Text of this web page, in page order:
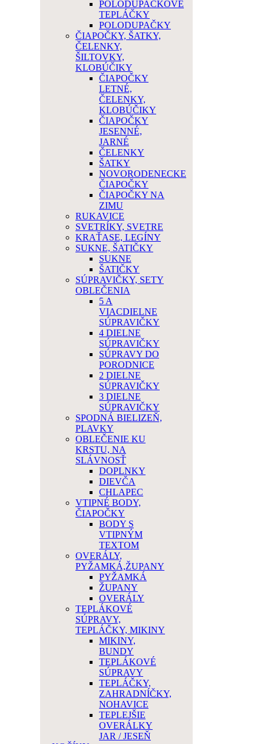
POLODUPAČKOVÉ
TEPLÁČKY
POLODUPAČKY
ČIAPOČKY, ŠATKY,
ČELENKY,
ŠILTOVKY,
KLOBÚČIKY
ČIAPOČKY
LETNÉ,
ČELENKY,
KLOBÚČIKY
ČIAPOČKY
JESENNÉ,
JARNÉ
ČELENKY
ŠATKY
NOVORODENECKE
ČIAPOČKY
ČIAPOČKY NA
ZIMU
RUKAVICE
SVETRÍKY, SVETRE
KRAŤASE, LEGÍNY
SUKNE, ŠATIČKY
SUKNE
ŠATIČKY
SÚPRAVIČKY, SETY
OBLEČENIA
5 A
VIACDIELNE
SÚPRAVIČKY
4 DIELNE
SÚPRAVIČKY
SÚPRAVY DO
PORODNICE
2 DIELNE
SÚPRAVIČKY
3 DIELNE
SÚPRAVIČKY
SPODNÁ BIELIZEŇ,
PLAVKY
OBLEČENIE KU
KRSTU, NA
SLÁVNOSŤ
DOPLNKY
DIEVČA
CHLAPEC
VTIPNÉ BODY,
ČIAPOČKY
BODY S
VTIPNÝM
TEXTOM
OVERÁLY,
PYŽAMKÁ,ŽUPANY
PYŽAMKÁ
ŽUPANY
OVERÁLY
TEPLÁKOVÉ
SÚPRAVY,
TEPLÁČKY, MIKINY
MIKINY,
BUNDY
TEPLÁKOVÉ
SÚPRAVY
TEPLÁČKY,
ZAHRADNÍČKY,
NOHAVICE
TEPLEJŠIE
OVERÁLKY
JAR / JESEŇ